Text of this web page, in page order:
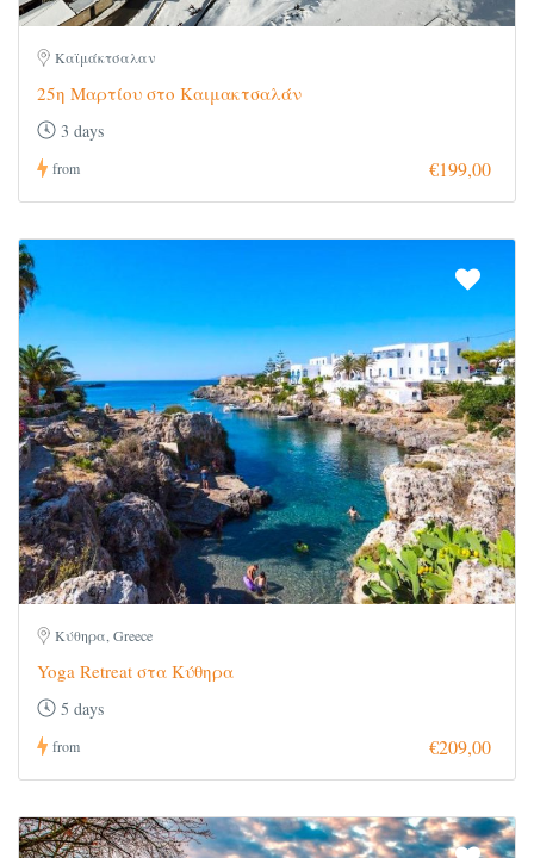
Καϊμάκτσαλαν
25η Μαρτίου στο Καιμακτσαλάν
3 days
from €199,00
Κύθηρα, Greece
Yoga Retreat στα Κύθηρα
5 days
from €209,00